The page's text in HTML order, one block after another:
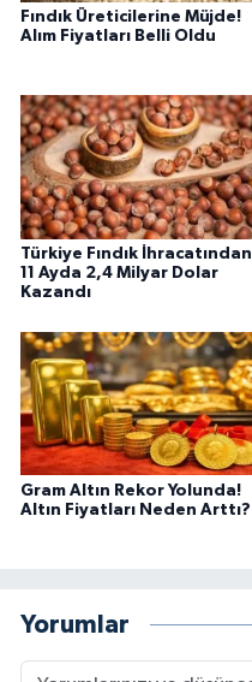
Fındık Üreticilerine Müjde!
Alım Fiyatları Belli Oldu
Türkiye Fındık İhracatından
11 Ayda 2,4 Milyar Dolar
Kazandı
Gram Altın Rekor Yolunda!
Altın Fiyatları Neden Arttı?
Yorumlar